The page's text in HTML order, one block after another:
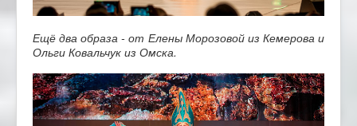
Ещё два образа - от Елены Морозовой из Кемерова и
Ольги Ковальчук из Омска.